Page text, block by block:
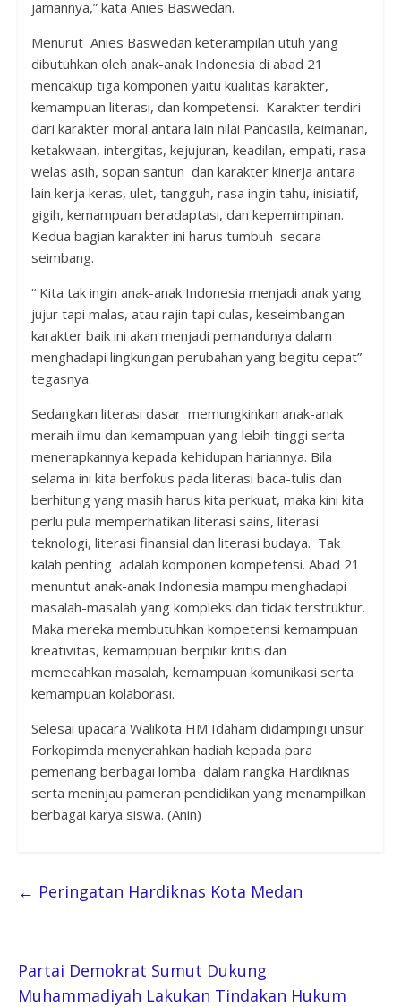
jamannya,” kata Anies Baswedan.
Menurut Anies Baswedan keterampilan utuh yang
dibutuhkan oleh anak-anak Indonesia di abad 21
mencakup tiga komponen yaitu kualitas karakter,
kemampuan literasi, dan kompetensi. Karakter terdiri
dari karakter moral antara lain nilai Pancasila, keimanan,
ketakwaan, intergitas, kejujuran, keadilan, empati, rasa
welas asih, sopan santun dan karakter kinerja antara
lain kerja keras, ulet, tangguh, rasa ingin tahu, inisiatif,
gigih, kemampuan beradaptasi, dan kepemimpinan.
Kedua bagian karakter ini harus tumbuh secara
seimbang.
“ Kita tak ingin anak-anak Indonesia menjadi anak yang
jujur tapi malas, atau rajin tapi culas, keseimbangan
karakter baik ini akan menjadi pemandunya dalam
menghadapi lingkungan perubahan yang begitu cepat”
tegasnya.
Sedangkan literasi dasar memungkinkan anak-anak
meraih ilmu dan kemampuan yang lebih tinggi serta
menerapkannya kepada kehidupan hariannya. Bila
selama ini kita berfokus pada literasi baca-tulis dan
berhitung yang masih harus kita perkuat, maka kini kita
perlu pula memperhatikan literasi sains, literasi
teknologi, literasi finansial dan literasi budaya. Tak
kalah penting adalah komponen kompetensi. Abad 21
menuntut anak-anak Indonesia mampu menghadapi
masalah-masalah yang kompleks dan tidak terstruktur.
Maka mereka membutuhkan kompetensi kemampuan
kreativitas, kemampuan berpikir kritis dan
memecahkan masalah, kemampuan komunikasi serta
kemampuan kolaborasi.
Selesai upacara Walikota HM Idaham didampingi unsur
Forkopimda menyerahkan hadiah kepada para
pemenang berbagai lomba dalam rangka Hardiknas
serta meninjau pameran pendidikan yang menampilkan
berbagai karya siswa. (Anin)
← Peringatan Hardiknas Kota Medan
Partai Demokrat Sumut Dukung
Muhammadiyah Lakukan Tindakan Hukum